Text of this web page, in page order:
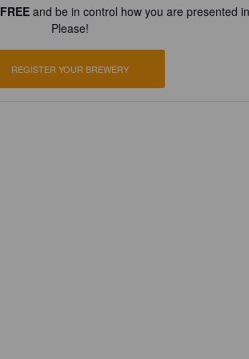
FREEand be in control how you are presented
Please!
REGISTER YOUR BREWERY